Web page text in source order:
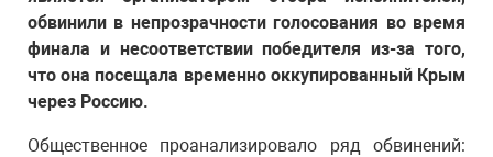
обвинили в непрозрачности голосования во время
финала и несоответствии победителя из-за того,
что она посещала временно оккупированный Крым
через Россию.
Общественное проанализировало ряд обвинений: